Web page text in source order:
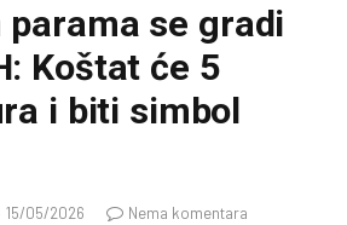
se gradi
Koštat će 5
i biti simbol
15/05/2026
Nema komentara